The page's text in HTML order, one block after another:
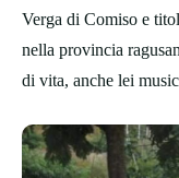
Verga di Comiso e
nella provincia
di vita, anche lei